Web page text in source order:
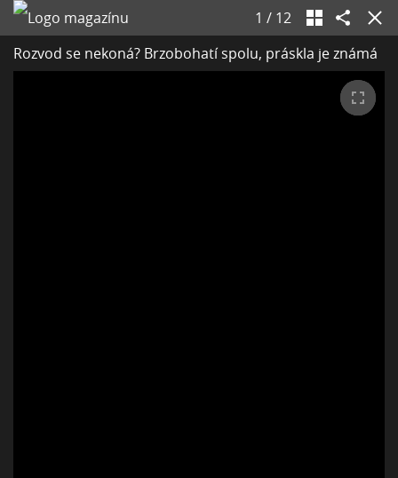
1 / 12
Rozvod se nekoná? Brzobohatí spolu, práskla je známá